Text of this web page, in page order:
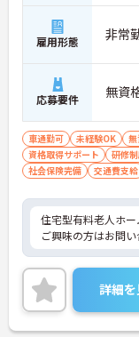
雇用形態 非常
応募要件 無資
車通勤可 未経験OK
資格取得サポート
研修
社会保険完備
交通費支給
住宅型有料老人ホー
ご興味の方はお問い
詳細